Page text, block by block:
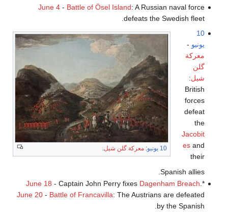
June 4- Battle of Ösel Island: A Russian naval force
defeats the Swedish fleet.
10 يونيو : معركة گلن شيل
10
يونيو -
معركة
گلن
شيل:
British
forces
defeat
the
Jacobit
esand
their
Spanish allies.
June 18 - Captain John Perry fixes Dagenham Breach .*
June 20- Battle of Francavilla: The Austrians are defeated
by the Spanish.